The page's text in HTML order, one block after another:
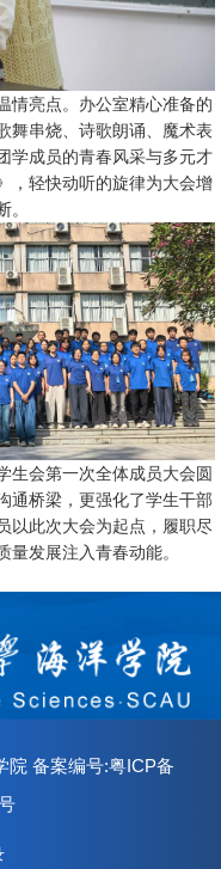
情亮点。办公室精心准备的
舞串烧、诗歌朗诵、魔术表
学成员的青春风采与多元才
，轻快动听的旋律为大会增
生会第一次全体成员大会圆
通桥梁，更强化了学生干部
以此次大会为起点，履职尽
发展注入青春动能。
院 备案编号:粤ICP备